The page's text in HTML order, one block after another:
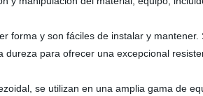
y son fáciles de instalar y
para ofrecer una excepcional
se utilizan en una amplia gama de